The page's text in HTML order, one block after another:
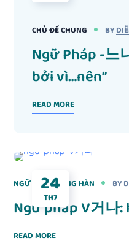
CHỦ ĐỀ CHUNG BY
Ngữ Pháp -느
bởi vì…nên”
READ MORE
24
TH7
NGỮ PHÁP TIẾNG HÀN BY
Ngữ pháp V거나:
READ MORE